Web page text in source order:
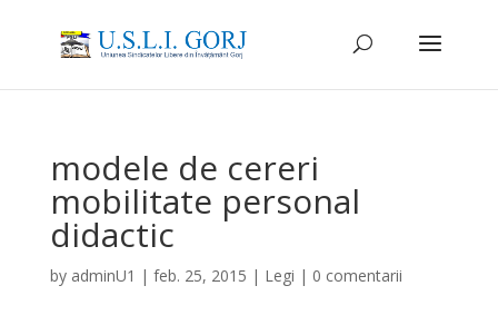
modele de cereri
mobilitate personal
didactic
by adminU1 | feb. 25, 2015 | Legi | 0 comentarii